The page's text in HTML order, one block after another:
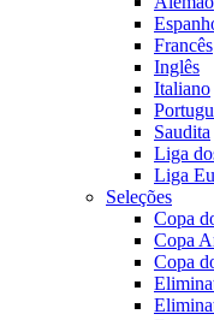
Francês
Inglês
Italiano
Saudita
Liga
Liga
Seleções
Copa
Copa
Copa